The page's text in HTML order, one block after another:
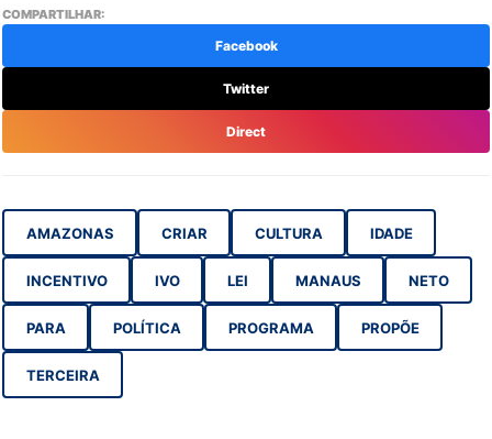
COMPARTILHAR:
Facebook
Twitter
Direct
AMAZONAS CRIAR CULTURA IDADE
INCENTIVO IVO LEI MANAUS NETO
PARA POLÍTICA PROGRAMA PROPÕE
TERCEIRA